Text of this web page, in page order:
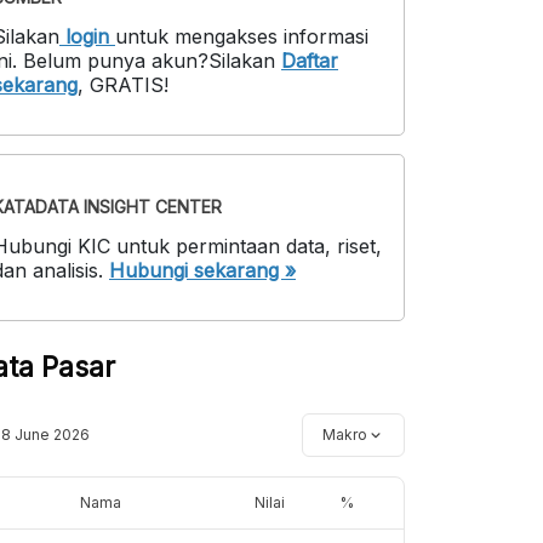
login untuk mengakses informasi
. Belum punya akun?Silakan Daftar
, GRATIS!
INSIGHT CENTER
KIC untuk permintaan data, riset,
analisis. Hubungi sekarang »
Pasar
June 2026 Makro
Nama Nilai %